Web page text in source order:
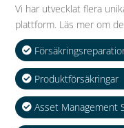
Vi har utvecklat flera
plattform. Läs mer om
Produktförsäkringar
Asset Management